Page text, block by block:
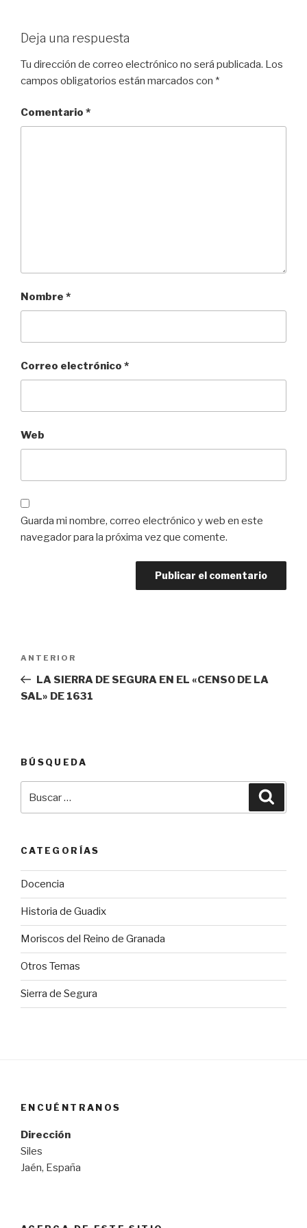
Deja una respuesta
Tu dirección de correo electrónico no será publicada. Los
campos obligatorios están marcados con *
Comentario *
Nombre *
Correo electrónico *
Web
Guarda mi nombre, correo electrónico y web en este
navegador para la próxima vez que comente.
entradas
Entrada
anterior:
ANTERIOR
LA SIERRA DE SEGURA EN EL «CENSO DE LA
SAL» DE 1631
BÚSQUEDA
por:
CATEGORÍAS
Docencia
Historia de Guadix
Moriscos del Reino de Granada
Otros Temas
Sierra de Segura
ENCUÉNTRANOS
Dirección
Siles
Jaén, España